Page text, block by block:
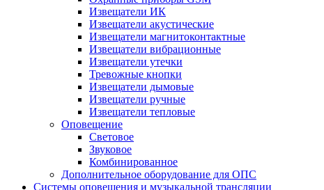
Извещатели ИК
Извещатели акустические
Извещатели магнитоконтактные
Извещатели вибрационные
Извещатели утечки
Тревожные кнопки
Извещатели дымовые
Извещатели ручные
Извещатели тепловые
Оповещение
Световое
Звуковое
Комбинированное
Дополнительное оборудование для ОПС
Системы оповещения и музыкальной трансляции